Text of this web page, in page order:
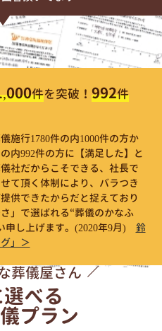
件を突破！ 992件
施行1780件の内1000件の方か
内992件の方に【満足した】と
社だからこそできる、社長で
て頂く体制により、バラつき
供できたからだと捉えており
」で選ばれる“葬儀のかなふ
し上げます。 (2020年9月)
鈴
」＞
葬儀屋さん
べる
プラン